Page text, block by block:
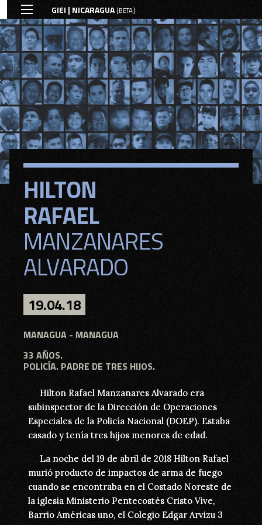
GIEI | NICARAGUA[BETA]
HILTON
RAFAEL
MANZANARES
ALVARADO
19.04.18
MANAGUA
33 AÑOS.
POLICÍA. PADRE DE TRES HIJOS.
Hilton Rafael Manzanares Alvarado era
subinspector de la Dirección de Operaciones
Especiales de la Policía Nacional (DOEP). Estaba
casado y tenía tres hijos menores de edad.
La noche del 19 de abril de 2018 Hilton Rafael
murió producto de impactos de arma de fuego
cuando se encontraba en el Costado Noreste de
la iglesia Ministerio Pentecostés Cristo Vive,
Barrio Américas uno, el Colegio Edgar Arvizu 3
HILTON
RAFAEL
MANZANARES
ALVARADO
19.04.18
MANAGUA - MANAGUA
33 AÑOS.
POLICÍA. PADRE DE TRES HIJOS.
Hilton Rafael Manzanares Alvarado era
subinspector de la Dirección de Operaciones
Especiales de la Policía Nacional (DOEP). Estaba
casado y tenía tres hijos menores de edad.
La noche del 19 de abril de 2018 Hilton Rafael
murió producto de impactos de arma de fuego
cuando se encontraba en el Costado Noreste de
la iglesia Ministerio Pentecostés Cristo Vive,
Barrio Américas uno, el Colegio Edgar Arvizu 3